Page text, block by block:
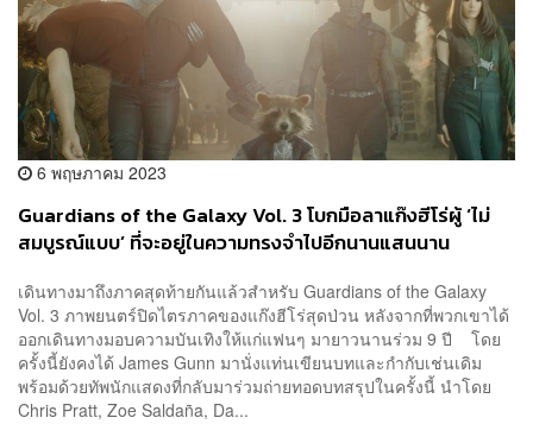
6 พฤษภาคม 2023
Guardians of the Galaxy Vol. 3 โบกมือลาแก๊งฮีโร่ผู้ ‘ไม่
สมบูรณ์แบบ’ ที่จะอยู่ในความทรงจำไปอีกนานแสนนาน
เดินทางมาถึงภาคสุดท้ายกันแล้วสำหรับ Guardians of the Galaxy
Vol. 3 ภาพยนตร์ปิดไตรภาคของแก๊งฮีโร่สุดป่วน หลังจากที่พวกเขาได้
ออกเดินทางมอบความบันเทิงให้แก่แฟนๆ มายาวนานร่วม 9 ปี โดย
ครั้งนี้ยังคงได้ James Gunn มานั่งแท่นเขียนบทและกำกับเช่นเดิม
พร้อมด้วยทัพนักแสดงที่กลับมาร่วมถ่ายทอดบทสรุปในครั้งนี้ นำโดย
Chris Pratt, Zoe Saldaña, Da...